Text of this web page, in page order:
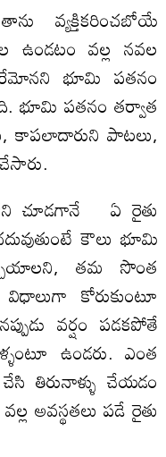
వ్యక్తికరించబోయే
ఉండటం వల్ల నవల
భూమి పతనం
భూమి పతనం తర్వాత
కాపలాదారుని పాటలు,
చూడగానే ఏ రైతు
కౌలు భూమి
తమ సొంత
కోరుకుంటూ
వర్షం పడకపోతే
ఉండరు. ఎంత
తిరునాళ్ళు చేయడం
అవస్థతలు పడే రైతు